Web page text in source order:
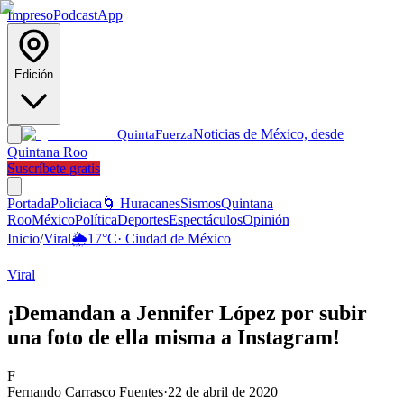
ImpresoPodcastApp
Edición
QuintaFuerzaNoticias de México, desde
Quintana Roo
Suscríbete gratis
PortadaPoliciaca 🌀 HuracanesSismosQuintana
RooMéxicoPolíticaDeportesEspectáculosOpinión
Inicio/Viral🌦️17°C· Ciudad de México
Viral
¡Demandan a Jennifer López por subir
una foto de ella misma a Instagram!
F
Fernando Carrasco Fuentes·22 de abril de 2020